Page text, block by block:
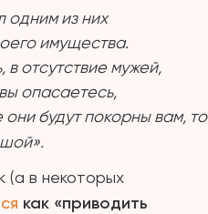
одним из них
имущества.
отсутствие мужей,
опасаетесь,
они будут покорны вам, то
(а в некоторых
как «приводить